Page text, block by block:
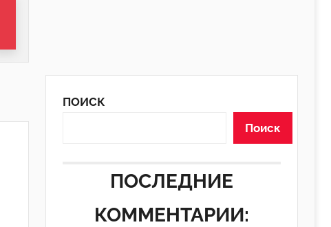
ПОИСК
Поиск
ПОСЛЕДНИЕ
КОММЕНТАРИИ: